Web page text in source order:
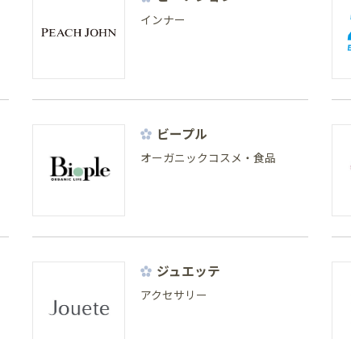
インナー
ビープル
オーガニックコスメ・食品
ジュエッテ
アクセサリー